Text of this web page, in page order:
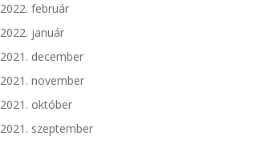
2022. február
2022. január
2021. december
2021. november
2021. október
2021. szeptember